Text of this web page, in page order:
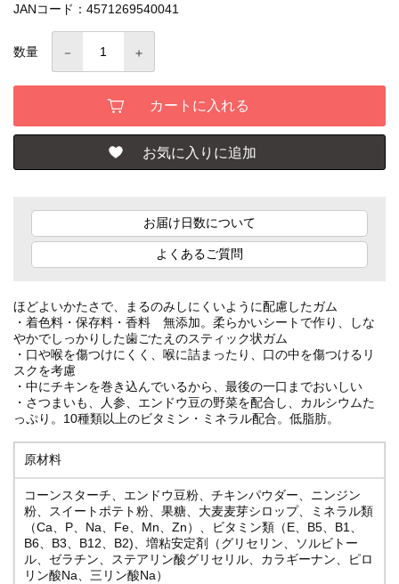
JANコード：4571269540041
数量
お届け日数について
よくあるご質問
ほどよいかたさで、まるのみしにくいように配慮したガム
・着色料・保存料・香料 無添加。柔らかいシートで作り、しな
やかでしっかりした歯ごたえのスティック状ガム
・口や喉を傷つけにくく、喉に詰まったり、口の中を傷つけるリ
スクを考慮
・中にチキンを巻き込んでいるから、最後の一口までおいしい
・さつまいも、人参、エンドウ豆の野菜を配合し、カルシウムた
っぷり。10種類以上のビタミン・ミネラル配合。低脂肪。
原材料
コーンスターチ、エンドウ豆粉、チキンパウダー、ニンジン
粉、スイートポテト粉、果糖、大麦麦芽シロップ、ミネラル類
（Ca、P、Na、Fe、Mn、Zn）、ビタミン類（E、B5、B1、
B6、B3、B12、B2)、増粘安定剤（グリセリン、ソルビトー
ル、ゼラチン、ステアリン酸グリセリル、カラギーナン、ピロ
リン酸Na、三リン酸Na）